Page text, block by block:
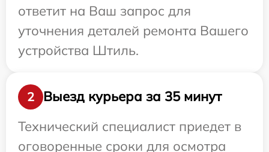
ответит на Ваш запрос для
уточнения деталей ремонта Вашего
устройства Штиль.
2
Выезд курьера за 35 минут
Технический специалист приедет в
оговоренные сроки для осмотра